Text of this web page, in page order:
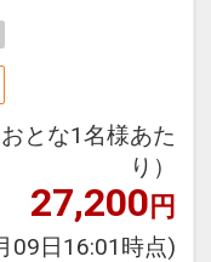
線・浦安か
だける客
向けの割安
。
ざいま
とな1名様あた
り）
27,200円
09日16:01時点)